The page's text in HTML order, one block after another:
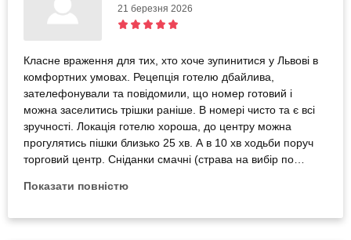
21 березня 2026
Класне враження для тих, хто хоче зупинитися у Львові в
комфортних умовах. Рецепція готелю дбайлива,
зателефонували та повідомили, що номер готовий і
можна заселитись трішки раніше. В номері чисто та є всі
зручності. Локація готелю хороша, до центру можна
прогулятись пішки близько 25 хв. А в 10 хв ходьби поруч
торговий центр. Сніданки смачні (страва на вибір по
буднів і провести вікенд собі в задоволення. А послуги
(особливо класно, що є можливість обʼєднати сертифікати
Показати повністю